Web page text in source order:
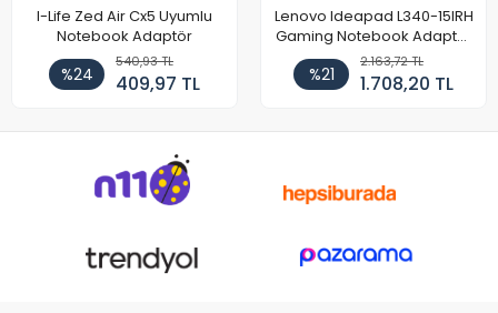
I-Life Zed Air Cx5 Uyumlu
Notebook Adaptör
%24
540,93 TL
409,97 TL
Lenovo Ideapad L340-15IRH
Gaming Notebook Adaptör
Cihazı Şarj Aleti (150W)
%21
2.163,72 TL
1.708,20 TL